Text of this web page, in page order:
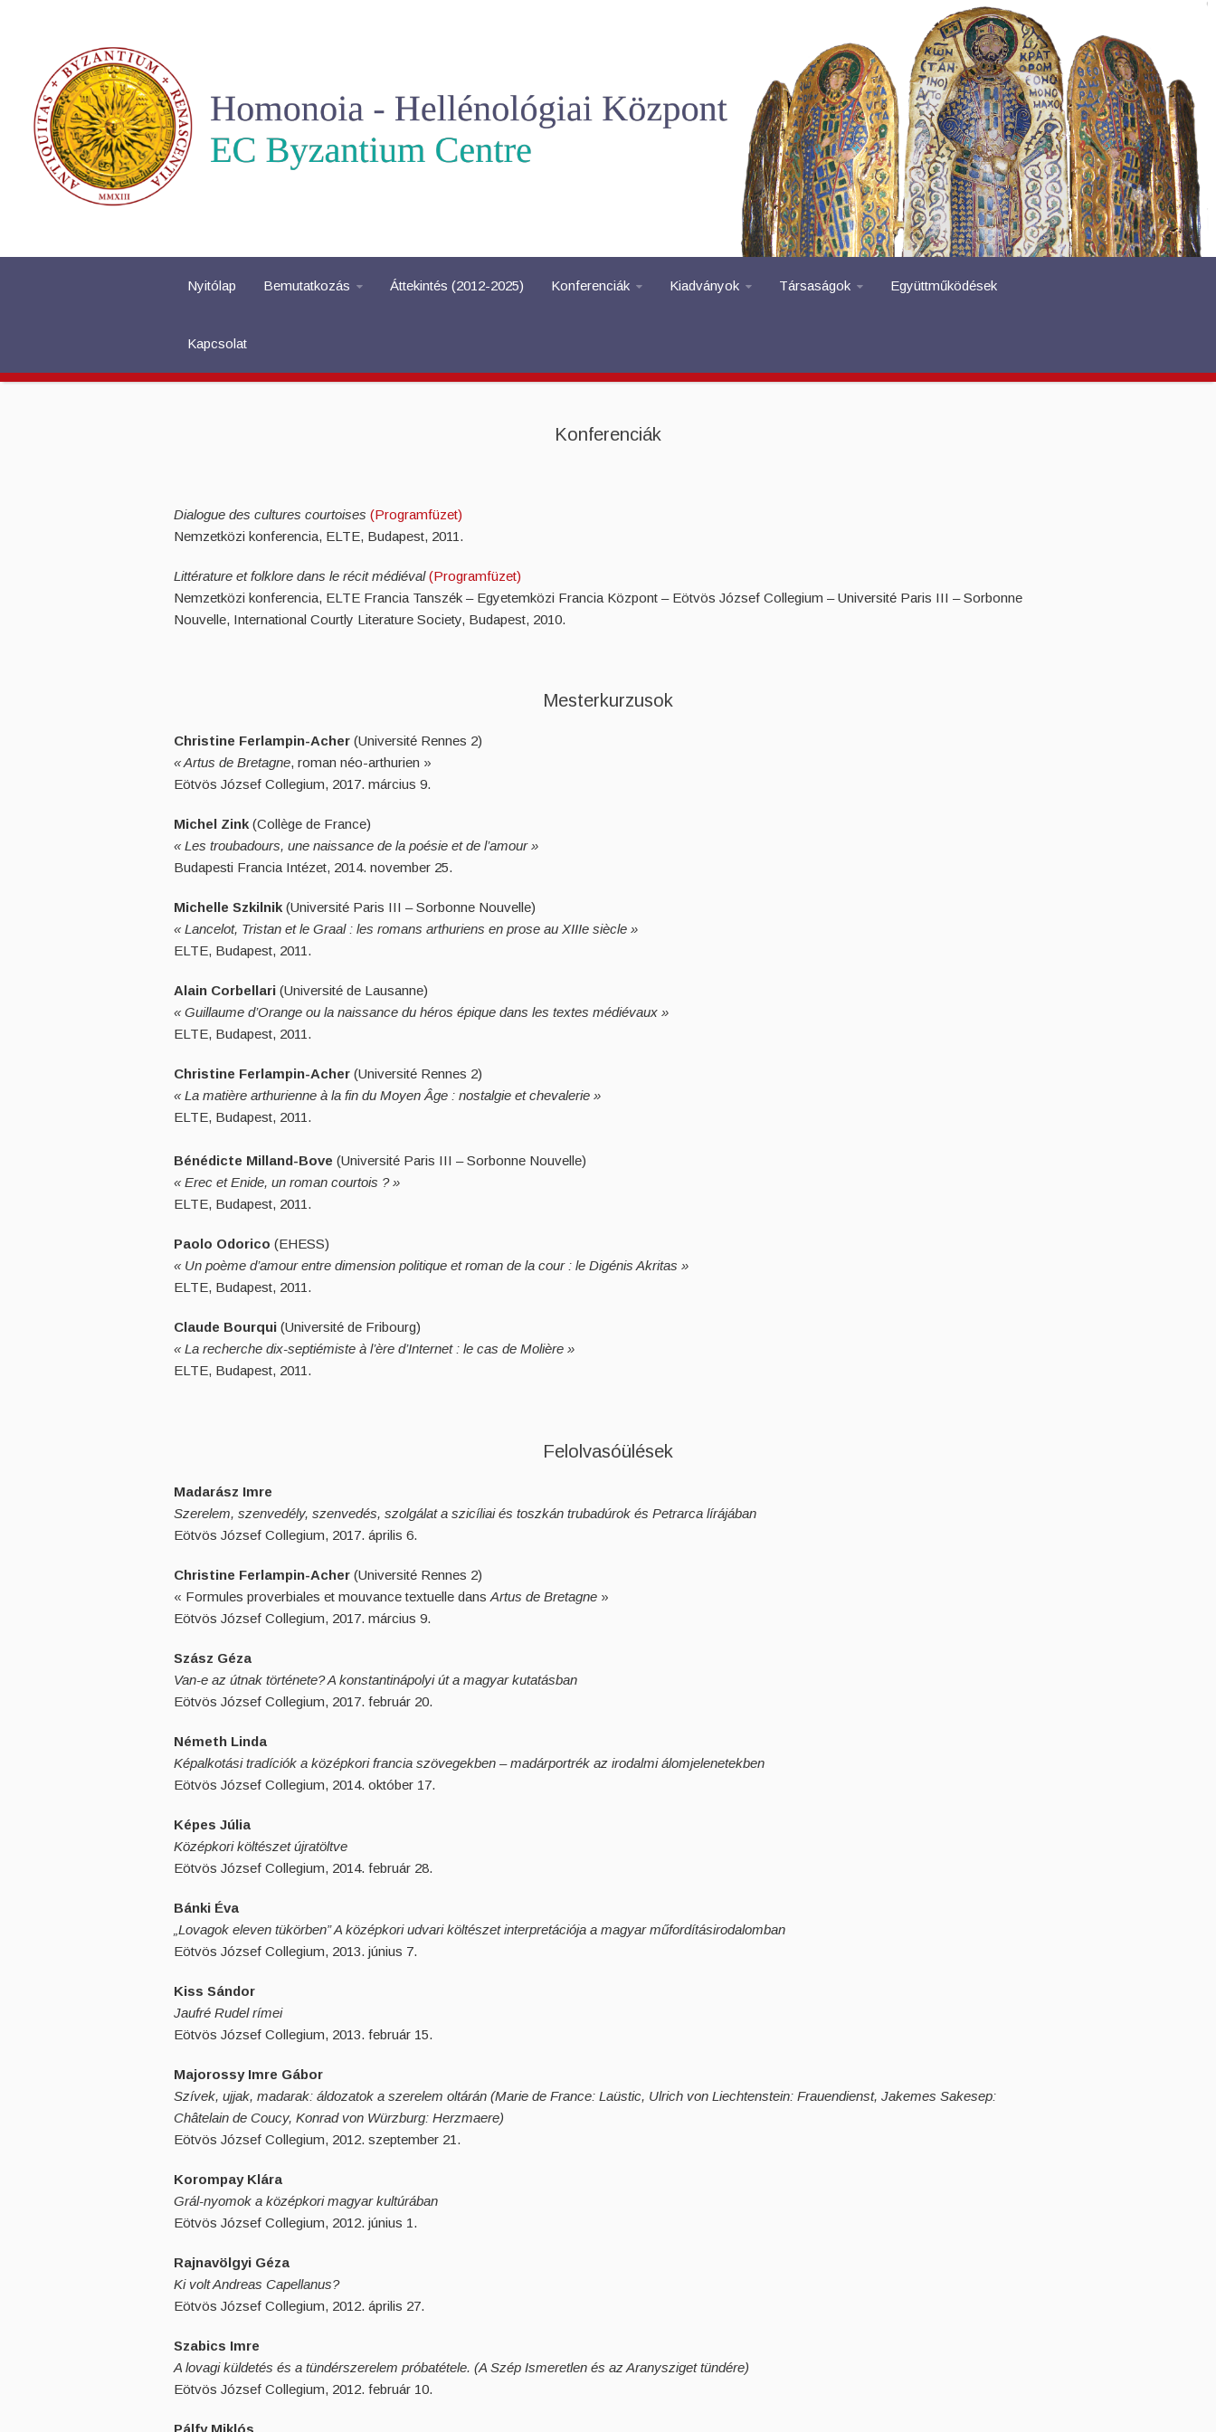
Nyitólap Bemutatkozás Áttekintés (2012-2025) Konferenciák Kiadványok Társaságok Együttműködések
Kapcsolat
Konferenciák
Dialogue des cultures courtoises (Programfüzet)
Nemzetközi konferencia, ELTE, Budapest, 2011.
Littérature et folklore dans le récit médiéval(Programfüzet)
Nemzetközi konferencia, ELTE Francia Tanszék – Egyetemközi Francia Központ – Eötvös József Collegium – Université Paris III – Sorbonne
Nouvelle, International Courtly Literature Society, Budapest, 2010.
Mesterkurzusok
Christine Ferlampin-Acher (Université Rennes 2)
« Artus de Bretagne, roman néo-arthurien »
Eötvös József Collegium, 2017. március 9.
Michel Zink (Collège de France)
« Les troubadours, une naissance de la poésie et de l’amour »
Budapesti Francia Intézet, 2014. november 25.
Michelle Szkilnik (Université Paris III – Sorbonne Nouvelle)
« Lancelot, Tristan et le Graal : les romans arthuriens en prose au XIIIe siècle »
ELTE, Budapest, 2011.
Alain Corbellari (Université de Lausanne)
« Guillaume d’Orange ou la naissance du héros épique dans les textes médiévaux »
ELTE, Budapest, 2011.
Christine Ferlampin-Acher (Université Rennes 2)
« La matière arthurienne à la fin du Moyen Âge : nostalgie et chevalerie »
ELTE, Budapest, 2011.
Bénédicte Milland-Bove (Université Paris III – Sorbonne Nouvelle)
« Erec et Enide, un roman courtois ? »
ELTE, Budapest, 2011.
Paolo Odorico (EHESS)
« Un poème d’amour entre dimension politique et roman de la cour : le Digénis Akritas »
ELTE, Budapest, 2011.
Claude Bourqui (Université de Fribourg)
« La recherche dix-septiémiste à l’ère d’Internet : le cas de Molière »
ELTE, Budapest, 2011.
Felolvasóülések
Madarász Imre
Szerelem, szenvedély, szenvedés, szolgálat a szicíliai és toszkán trubadúrok és Petrarca lírájában
Eötvös József Collegium, 2017. április 6.
Christine Ferlampin-Acher (Université Rennes 2)
« Formules proverbiales et mouvance textuelle dans Artus de Bretagne »
Eötvös József Collegium, 2017. március 9.
Szász Géza
Van-e az útnak története? A konstantinápolyi út a magyar kutatásban
Eötvös József Collegium, 2017. február 20.
Németh Linda
Képalkotási tradíciók a középkori francia szövegekben – madárportrék az irodalmi álomjelenetekben
Eötvös József Collegium, 2014. október 17.
Képes Júlia
Középkori költészet újratöltve
Eötvös József Collegium, 2014. február 28.
Bánki Éva
„Lovagok eleven tükörben” A középkori udvari költészet interpretációja a magyar műfordításirodalomban
Eötvös József Collegium, 2013. június 7.
Kiss Sándor
Jaufré Rudel rímei
Eötvös József Collegium, 2013. február 15.
Majorossy Imre Gábor
Szívek, ujjak, madarak: áldozatok a szerelem oltárán (Marie de France: Laüstic, Ulrich von Liechtenstein: Frauendienst, Jakemes Sakesep:
Châtelain de Coucy, Konrad von Würzburg: Herzmaere)
Eötvös József Collegium, 2012. szeptember 21.
Korompay Klára
Grál-nyomok a középkori magyar kultúrában
Eötvös József Collegium, 2012. június 1.
Rajnavölgyi Géza
Ki volt Andreas Capellanus?
Eötvös József Collegium, 2012. április 27.
Szabics Imre
A lovagi küldetés és a tündérszerelem próbatétele. (A Szép Ismeretlen és az Aranysziget tündére)
Eötvös József Collegium, 2012. február 10.
Pálfy Miklós